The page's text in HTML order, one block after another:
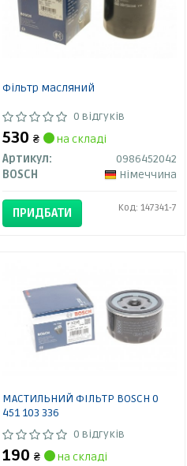
Фільтр масляний
0 відгуків
530 ₴
на складі
Артикул:
0986452042
BOSCH
Німеччина
ПРИДБАТИ Код: 147341-7
МАСТИЛЬНИЙ ФІЛЬТР BOSCH 0
451 103 336
0 відгуків
190 ₴
на складі